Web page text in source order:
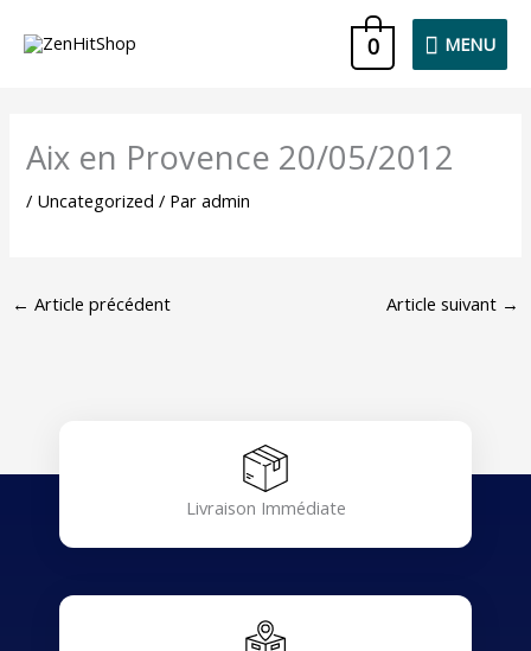
MENU
MENU
0
Aix en Provence 20/05/2012
/ Uncategorized / Paradmin
← Article précédent Article suivant →
Livraison Immédiate